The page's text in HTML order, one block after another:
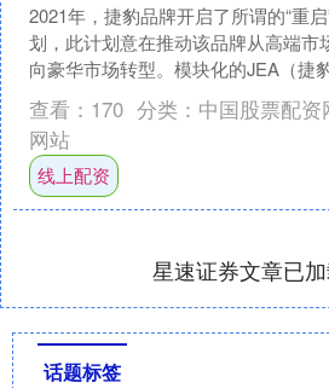
2021年，捷豹品牌开启了所谓的“重启
划，此计划意在推动该品牌从高端市
向豪华市场转型。模块化的JEA（捷
气化架构）平台进行了从零开始的研
发，以应用于未....
查看： 170 分类： 中国股票配资
网站
线上配资
星速证券文章已
话题标签